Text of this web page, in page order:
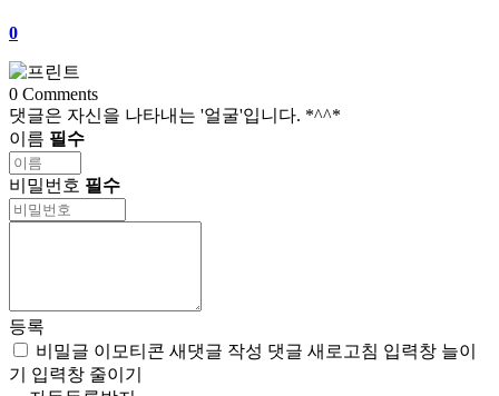
0
0 Comments
댓글은 자신을 나타내는 '얼굴'입니다. *^^*
이름 필수
비밀번호 필수
등록
비밀글 이모티콘 새댓글 작성 댓글 새로고침 입력창 늘이
기
입력창 줄이기